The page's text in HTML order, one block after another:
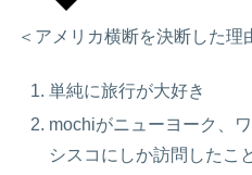
＜アメリカ横断を決断した理
単純に旅行が大好き
mochiがニューヨーク、
シスコにしか訪問したこ